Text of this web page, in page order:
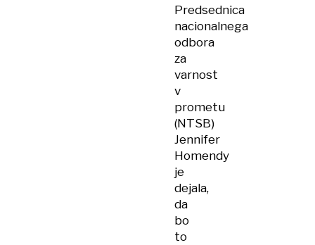
Predsednica
nacionalnega
odbora
za
varnost
v
prometu
(NTSB)
Jennifer
Homendy
je
dejala,
da
bo
to